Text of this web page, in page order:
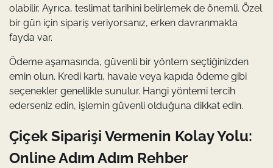
olabilir. Ayrıca, teslimat tarihini belirlemek de önemli. Özel
bir gün için sipariş veriyorsanız, erken davranmakta
fayda var.
Ödeme aşamasında, güvenli bir yöntem seçtiğinizden
emin olun. Kredi kartı, havale veya kapıda ödeme gibi
seçenekler genellikle sunulur. Hangi yöntemi tercih
ederseniz edin, işlemin güvenli olduğuna dikkat edin.
Çiçek Siparişi Vermenin Kolay Yolu:
Online Adım Adım Rehber